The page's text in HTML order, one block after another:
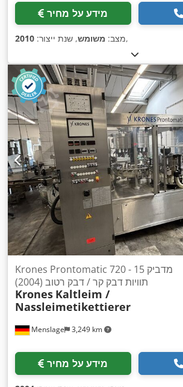
מידע על מחיר
מצב: משומש, שנת ייצור: 2010 ,
Menslage 3,249 km
Krones Prontomatic 720 - 15 מדביק
תוויות דבק קר / דבק רטוב (2004)
Krones Kaltleim /
Nassleimetikettierer
מידע על מחיר